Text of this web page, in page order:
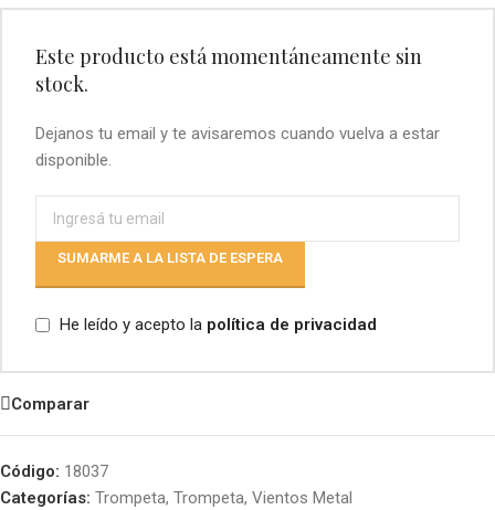
Este producto está momentáneamente sin
stock.
Dejanos tu email y te avisaremos cuando vuelva a estar
disponible.
SUMARME A LA LISTA DE ESPERA
He leído y acepto la política de privacidad
Comparar
Código: 18037
Categorías: Trompeta, Trompeta, Vientos Metal